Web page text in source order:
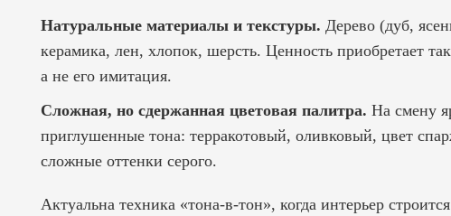
Натуральные материалы и текстуры. Дерево (дуб,
керамика, лен, хлопок, шерсть. Ценность приобретает
а не его имитация.
Сложная, но сдержанная цветовая палитра. На смену
приглушенные тона: терракотовый, оливковый, цвет
сложные оттенки серого.
Актуальна техника «тона-в-тон», когда интерьер